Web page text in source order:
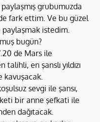
grubumuzda
fark ettim. Ve bu güzel
istedim.
bugün?
de Mars ile
talihli, en şanslı yıldızı
kavuşacak.
sevgi ile şansı,
bir anne şefkati ile
dağıtacak.